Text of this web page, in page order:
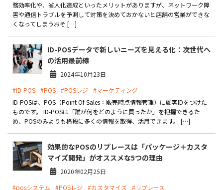
務効率化や、省人化達成といったメリットがありますが、ネットワーク障
害や通信トラブルを予測して対策を決めておかないと店舗の営業ができな
くなってしまうおそ […]
ID-POSデータで新しいニーズを見える化：次世代へ
の活用最前線
2024年10月23日
#ID-POS #POS #POSレジ
#マーケティング
ID-POSは、POS（Point Of Sales：販売時点情報管理）に顧客IDをつけた
ものです。 ID-POSは「誰が何をどのように買ったか」を把握できるた
め、POSのみよりも格段に多くの情報を取得、活用できます。 […]
効果的なPOSのリプレースは「パッケージ＋カスタ
マイズ開発」がオススメな5つの理由
2020年02月25日
#posシステム
#POSレジ #カスタマイズ #リプレース